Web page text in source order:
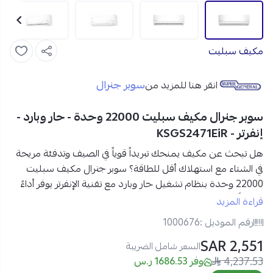
مكيف سبليت
انقر هنا للمزيد منسوبر جنرال
سوبر جنرال مكيف سبليت 22000 وحدة - حار وبارد -
إنفرتر - KSGS2471EiR
هل تبحث عن مكيف يمنحك تبريداً قوياً في الصيف وتدفئة مريحة
في الشتاء مع استهلاك أقل للطاقة؟ سوبر جنرال مكيف سبليت
22000 وحدة بنظام تشغيل حار وبارد مع تقنية الإنفرتر
يوفر أداءً
ذكية تعزز الراحة وجودة الهواء داخل منزلك.
مواصفات سوبر جنرال مكيف سبليت 22000 وحدة في السعودية:
العلامة التجارية:سوبر جنرال
قراءة المزيد
رقم الموديل :1000676
2,551 SAR السعر شامل الضريبة
4,237.53 وفر 1686.53 ر.س